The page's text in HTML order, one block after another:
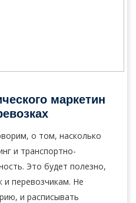
маркетин
о том, насколько
и транспортно-
Это будет полезно,
и перевозчикам. Не
и расписывать